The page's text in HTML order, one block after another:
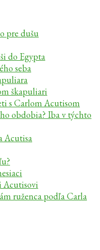
pre dušu
do Egypta
seba
škapuliari
s Carlom Acutisom
obdobia? Iba v týchto
Acutisa
Acutisovi
ruženca podľa Carla